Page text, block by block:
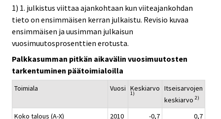
1) 1. julkistus viittaa ajankohtaan kun viiteajankohdan
tieto on ensimmäisen kerran julkaistu. Revisio kuvaa
ensimmäisen ja uusimman julkaisun
vuosimuutosprosenttien erotusta.
Palkkasumman pitkän aikavälin vuosimuutosten
tarkentuminen päätoimialoilla
Toimiala Vuosi Keskiarvo
1)
Itseisarvojen
keskiarvo 2)
Koko talous (A-X) 2010 -0,7 0,7